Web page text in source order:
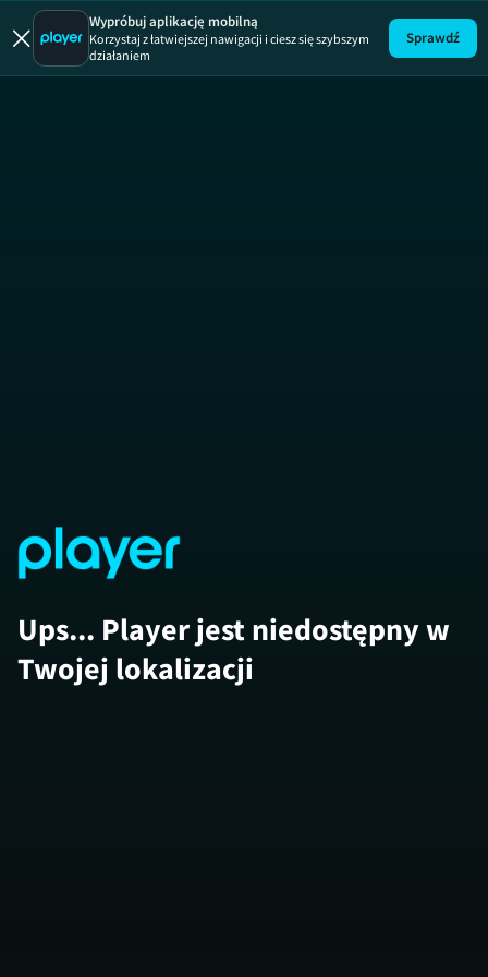
Wypróbuj aplikację mobilną
Korzystaj z łatwiejszej nawigacji i ciesz się szybszym
działaniem
Sprawdź
Ups... Player jest niedostępny w
Twojej lokalizacji